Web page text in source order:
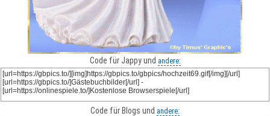
Code für Jappy und andere:
Code für Blogs und andere: